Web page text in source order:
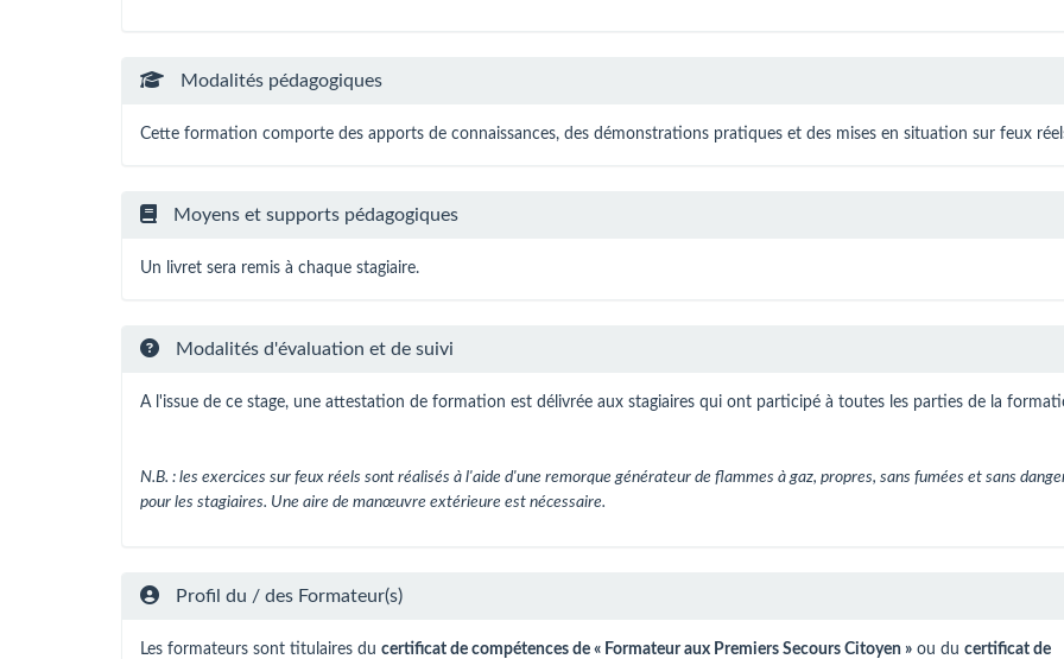
Modalités pédagogiques
Cette formation comporte des apports de connaissances, des démonstrations pratiques et des mises en situation sur feux
Moyens et supports pédagogiques
Un livret sera remis à chaque stagiaire.
Modalités d'évaluation et de suivi
A l'issue de ce stage, une attestation de formation est délivrée aux stagiaires qui ont participé à toutes les parties de la
N.B. : les exercices sur feux réels sont réalisés à l'aide d'une remorque générateur de flammes à gaz, propres, sans fumées et sans
pour les stagiaires. Une aire de manœuvre extérieure est nécessaire.
Profil du / des Formateur(s)
Les formateurs sont titulaires du certificat de compétences de « Formateur aux Premiers Secours Citoyen » ou du certificat de